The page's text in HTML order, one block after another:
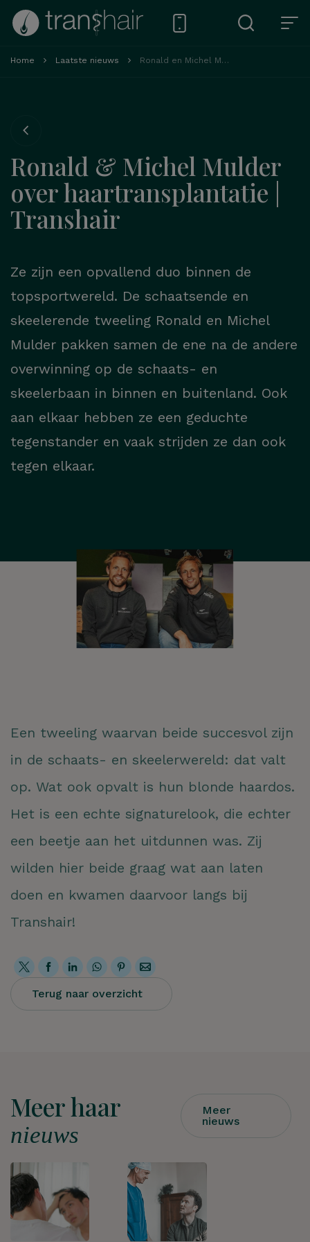
Home Laatste nieuws Ronald en Michel Mulder
Ronald & Michel Mulder
over haartransplantatie |
Transhair
Ze zijn een opvallend duo binnen de
topsportwereld. De schaatsende en
skeelerende tweeling Ronald en Michel
Mulder pakken samen de ene na de andere
overwinning op de schaats- en
skeelerbaan in binnen en buitenland. Ook
aan elkaar hebben ze een geduchte
tegenstander en vaak strijden ze dan ook
tegen elkaar.
Een tweeling waarvan beide succesvol zijn
in de schaats- en skeelerwereld: dat valt
op. Wat ook opvalt is hun blonde haardos.
Het is een echte signaturelook, die echter
een beetje aan het uitdunnen was. Zij
wilden hier beide graag wat aan laten
doen en kwamen daarvoor langs bij
Transhair!
Terug naar overzicht
Meer haar
nieuws
Meer
nieuws